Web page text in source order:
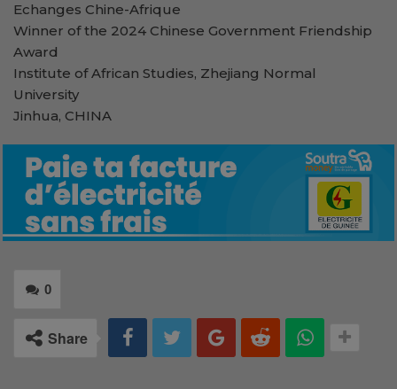
Echanges Chine-Afrique
Winner of the 2024 Chinese Government Friendship
Award
Institute of African Studies, Zhejiang Normal
University
Jinhua, CHINA
0
Share